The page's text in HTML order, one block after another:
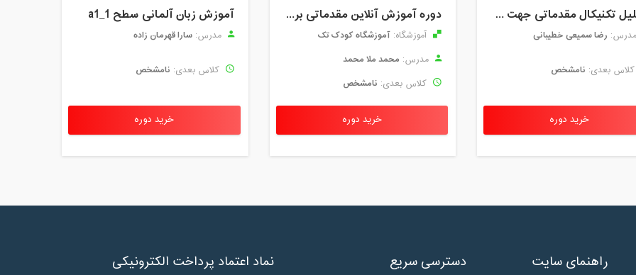
تحلیل تکنیکال مقدماتی جهت ورود به بازار های مالی (رمز ارز و فارکس )
رضا سمیعی خطیبانی
بعدی: نامشخص
خرید دوره
دوره آموزش آنلاین مقدماتی برنامه نویسی گیم میکر کودک و نوجوان (برای نهمین بار) کودک تک
آموزشگاه: آموزشگاه کودک تک
مدرس: محمد ملا محمد
کلاس بعدی: نامشخص
خرید دوره
آموزش زبان آلمانی سطح a1_1
مدرس: سارا قهرمان زاده
کلاس بعدی: نامشخص
خرید دوره
راهنمای سایت دسترسی سریع نماد اعتماد پرداخت الکترونیکی